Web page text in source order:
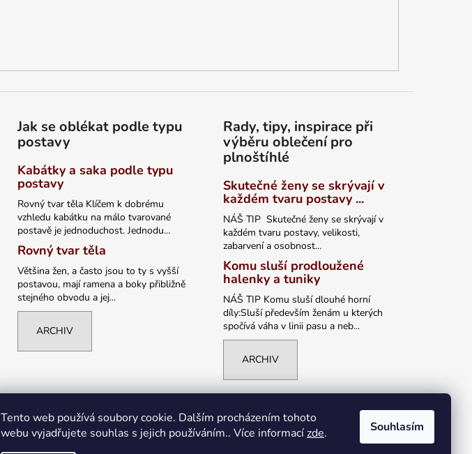
Tento web používá soubory cookie. Dalším procházením tohoto
webu vyjadřujete souhlas s jejich používáním.. Více informacízde. Souhlasím
Jak se oblékat podle typu
postavy
Kabátky a saka podle typu
postavy
Rovný tvar těla Klíčem k dobrému
vzhledu kabátku na málo tvarované
postavě je jednoduchost. Jednodu...
Rovný tvar těla
Většina žen, a často jsou to ty s vyšší
postavou, mají ramena a boky přibližně
stejného obvodu a jej...
ARCHIV
Rady, tipy, inspirace při
výběru oblečení pro
plnoštíhlé
Skutečné ženy se skrývají v
každém tvaru postavy ...
NÁŠ TIP Skutečné ženy se skrývají v
každém tvaru postavy, velikosti,
zabarvení a osobnost...
Komu sluší prodloužené
halenky a tuniky
NÁŠ TIP Komu sluší dlouhé horní
díly:Sluší především ženám u kterých
spočívá váha v linii pasu a neb...
ARCHIV